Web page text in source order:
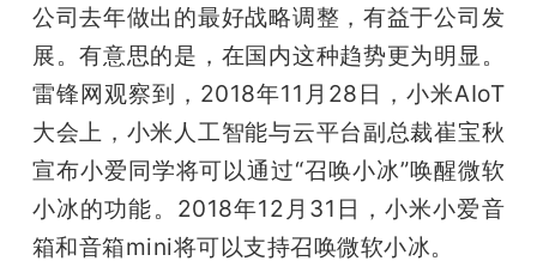
公司去年做出的最好战略调整，有益于公司发
展。有意思的是，在国内这种趋势更为明显。
雷锋网观察到，2018年11月28日，小米AIoT
大会上，小米人工智能与云平台副总裁崔宝秋
宣布小爱同学将可以通过“召唤小冰”唤醒微软
小冰的功能。2018年12月31日，小米小爱音
箱和音箱mini将可以支持召唤微软小冰。